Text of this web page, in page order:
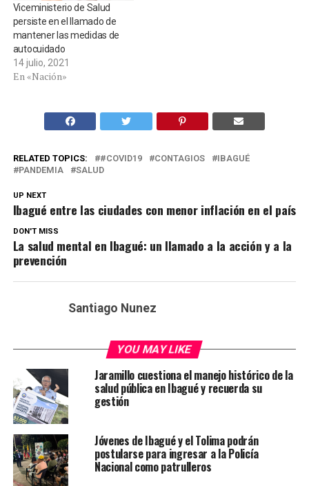
Viceministerio de Salud
persiste en el llamado de
mantener las medidas de
autocuidado
14 julio, 2021
En «Nación»
RELATED TOPICS: #COVID19 CONTAGIOS
IBAGUÉ
PANDEMIA
SALUD
UP NEXT
Ibagué entre las ciudades con menor inflación en el país
DON'T MISS
La salud mental en Ibagué: un llamado a la acción y a la
prevención
Santiago Nunez
YOU MAY LIKE
Jaramillo cuestiona el manejo histórico de la
salud pública en Ibagué y recuerda su
gestión
Jóvenes de Ibagué y el Tolima podrán
postularse para ingresar a la Policía
Nacional como patrulleros